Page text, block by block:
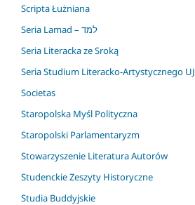
Scripta Łużniana
Seria Lamad – למד
Seria Literacka ze Sroką
Seria Studium Literacko-Artystycznego UJ
Societas
Staropolska Myśl Polityczna
Staropolski Parlamentaryzm
Stowarzyszenie Literatura Autorów
Studenckie Zeszyty Historyczne
Studia Buddyjskie